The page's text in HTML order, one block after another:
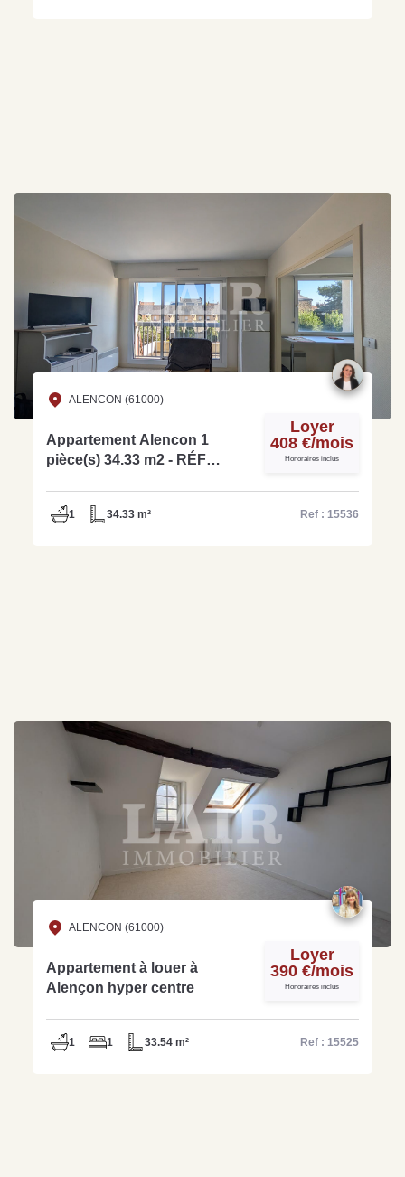
ALENCON (61000)
Appartement Alencon 1
pièce(s) 34.33 m2 - RÉF
Loyer
408 €/mois
Honoraires inclus
1 34.33 m² Ref : 15536
ALENCON (61000)
Appartement à louer à
Alençon hyper centre
Loyer
390 €/mois
Honoraires inclus
1 1 33.54 m² Ref : 15525